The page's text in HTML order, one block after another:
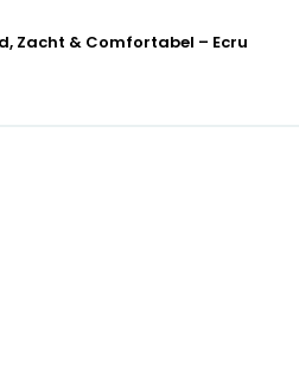
Zacht & Comfortabel – Ecru